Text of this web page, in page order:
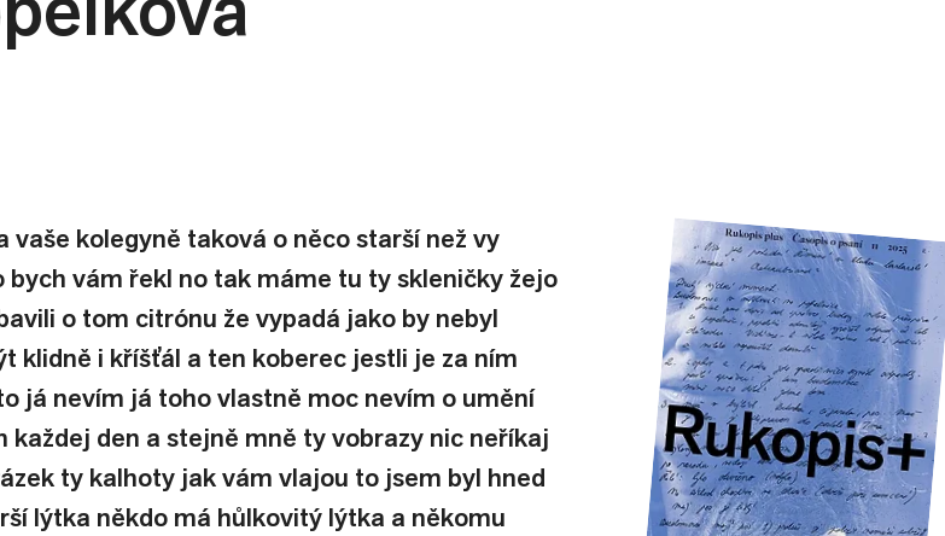
kolegyně taková o něco starší než vy
bych vám řekl no tak máme tu ty skleničky žejo
o tom citrónu že vypadá jako by nebyl
klidně i kříšťál a ten koberec jestli je za ním
já nevím já toho vlastně moc nevím o umění
den a stejně mně ty vobrazy nic neříkaj
ty kalhoty jak vám vlajou to jsem byl hned
lýtka někdo má hůlkovitý lýtka a někomu